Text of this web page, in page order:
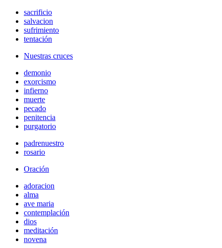
sacrificio
salvacion
sufrimiento
tentación
Nuestras cruces
demonio
exorcismo
infierno
muerte
pecado
penitencia
purgatorio
padrenuestro
rosario
Oración
adoracion
alma
ave maria
contemplación
dios
meditación
novena